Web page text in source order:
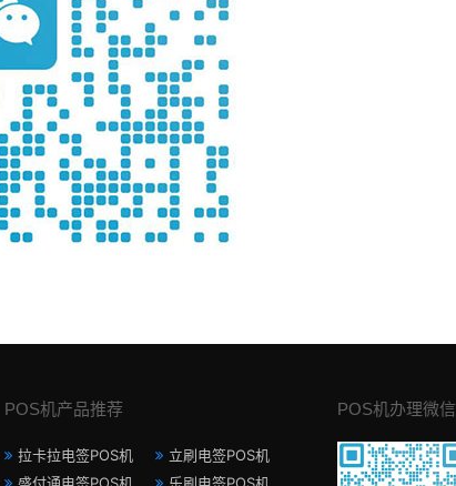
POS机产品推荐
拉卡拉电签POS机
立刷电签POS机
POS机办理微信